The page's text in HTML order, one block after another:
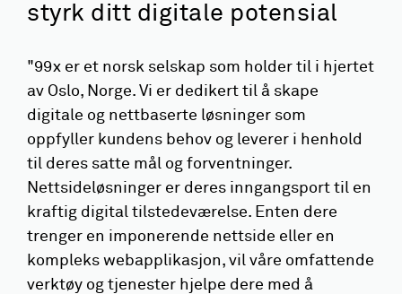
styrk ditt digitale potensial
"99x er et norsk selskap som holder til i hjertet
av Oslo, Norge. Vi er dedikert til å skape
digitale og nettbaserte løsninger som
oppfyller kundens behov og leverer i henhold
til deres satte mål og forventninger.
Nettsideløsninger er deres inngangsport til en
kraftig digital tilstedeværelse. Enten dere
trenger en imponerende nettside eller en
kompleks webapplikasjon, vil våre omfattende
verktøy og tjenester hjelpe dere med å